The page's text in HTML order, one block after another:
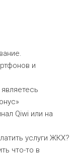
и
Qiwi или на
услуги ЖКХ?
что-то в